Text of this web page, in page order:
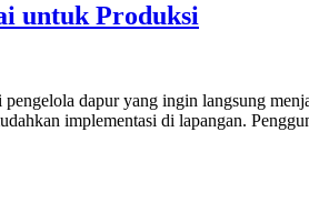
untuk Produksi
dapur yang ingin langsung
implementasi di lapangan.